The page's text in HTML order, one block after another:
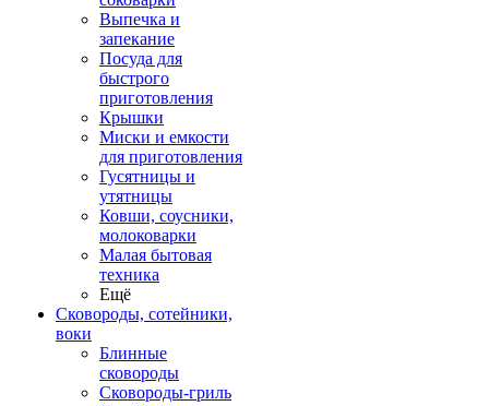
Выпечка и
запекание
Посуда для
быстрого
приготовления
Крышки
Миски и емкости
для приготовления
Гусятницы и
утятницы
Ковши, соусники,
молоковарки
Малая бытовая
техника
Ещё
Сковороды, сотейники,
воки
Блинные
сковороды
Сковороды-гриль